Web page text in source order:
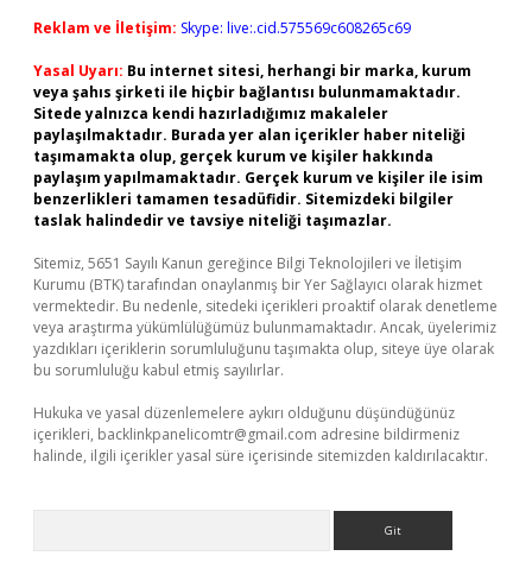
Reklam ve İletişim: Skype: live:.cid.575569c608265c69
Yasal Uyarı: Bu internet sitesi, herhangi bir marka, kurum
veya şahıs şirketi ile hiçbir bağlantısı bulunmamaktadır.
Sitede yalnızca kendi hazırladığımız makaleler
paylaşılmaktadır. Burada yer alan içerikler haber niteliği
taşımamakta olup, gerçek kurum ve kişiler hakkında
paylaşım yapılmamaktadır. Gerçek kurum ve kişiler ile isim
benzerlikleri tamamen tesadüfidir. Sitemizdeki bilgiler
taslak halindedir ve tavsiye niteliği taşımazlar.
Sitemiz, 5651 Sayılı Kanun gereğince Bilgi Teknolojileri ve İletişim
Kurumu (BTK) tarafından onaylanmış bir Yer Sağlayıcı olarak hizmet
vermektedir. Bu nedenle, sitedeki içerikleri proaktif olarak denetleme
veya araştırma yükümlülüğümüz bulunmamaktadır. Ancak, üyelerimiz
yazdıkları içeriklerin sorumluluğunu taşımakta olup, siteye üye olarak
bu sorumluluğu kabul etmiş sayılırlar.
Hukuka ve yasal düzenlemelere aykırı olduğunu düşündüğünüz
içerikleri, backlinkpanelicomtr@gmail.com adresine bildirmeniz
halinde, ilgili içerikler yasal süre içerisinde sitemizden kaldırılacaktır.